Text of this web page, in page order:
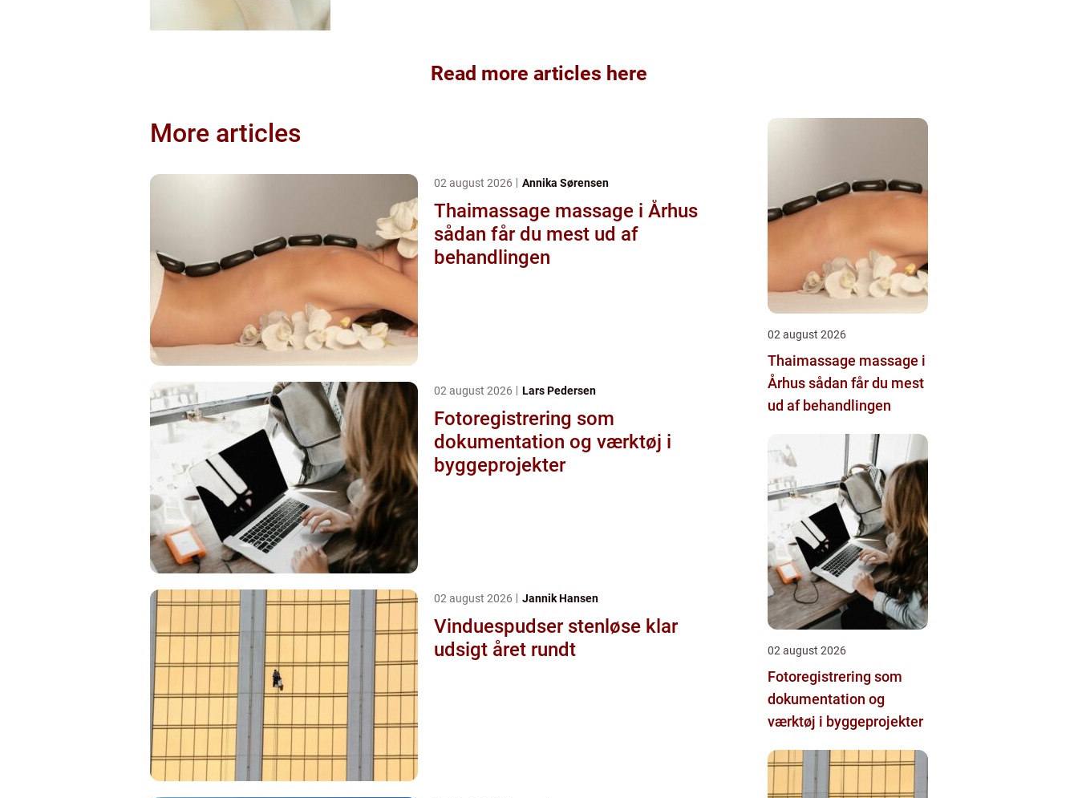
Read more articles here
More articles
02 august 2026 Annika Sørensen
Thaimassage massage i Århus
sådan får du mest ud af
behandlingen
02 august 2026 Lars Pedersen
Fotoregistrering som
dokumentation og værktøj i
byggeprojekter
02 august 2026 Jannik Hansen
Vinduespudser stenløse klar
udsigt året rundt
02 august 2026
Thaimassage massage i
Århus sådan får du mest
ud af behandlingen
02 august 2026
Fotoregistrering som
dokumentation og
værktøj i byggeprojekter